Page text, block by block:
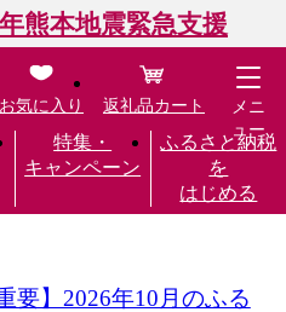
熊本地震緊急支援
特集・
キャンペーン
ふるさと納税
を
はじめる
お気に入り 返礼品カート
メニ
ュー
重要】2026年10月のふる